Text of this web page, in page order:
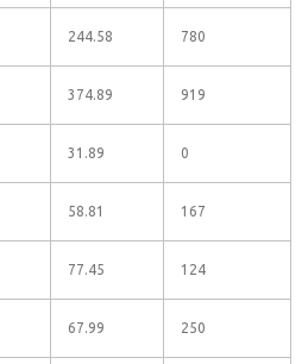
244.58 780
374.89 919
31.89 0
58.81 167
77.45 124
67.99 250